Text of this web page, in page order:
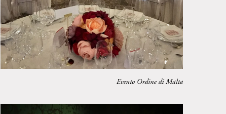
Evento Ordine di Malta